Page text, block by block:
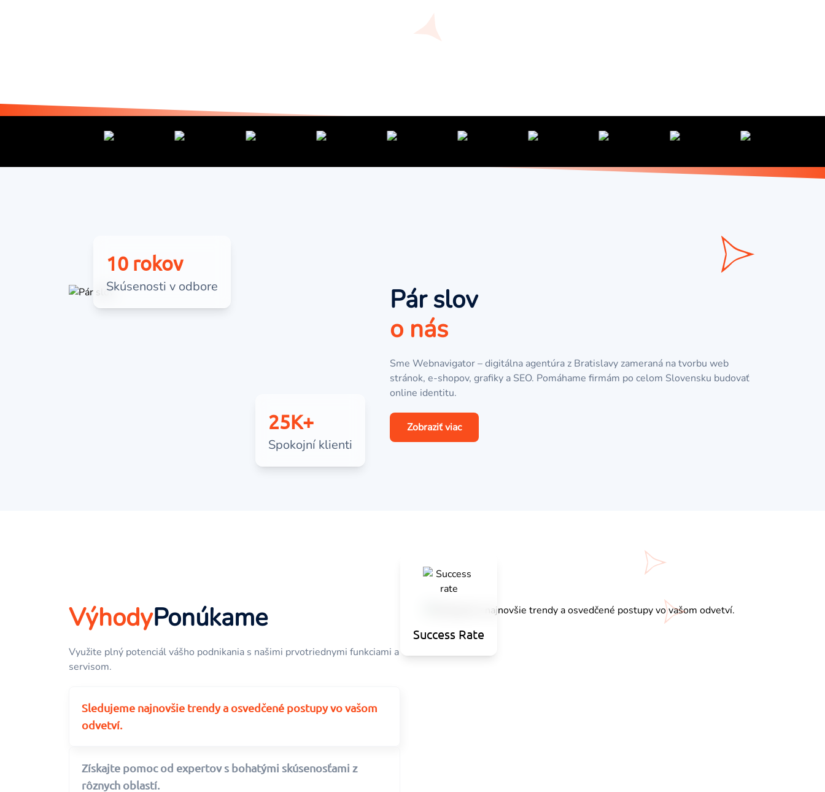
10 rokov
Skúsenosti v odbore
25K+
Spokojní klienti
Pár slov
o nás
Sme Webnavigator – digitálna agentúra z Bratislavy zameraná na tvorbu web
stránok, e-shopov, grafiky a SEO. Pomáhame firmám po celom Slovensku budovať
online identitu.
Zobraziť viac
VýhodyPonúkame
Využite plný potenciál vášho podnikania s našimi prvotriednymi funkciami a
servisom.
Sledujeme najnovšie trendy a osvedčené postupy vo vašom
odvetví.
Získajte pomoc od expertov s bohatými skúsenosťami z
rôznych oblastí.
Success Rate